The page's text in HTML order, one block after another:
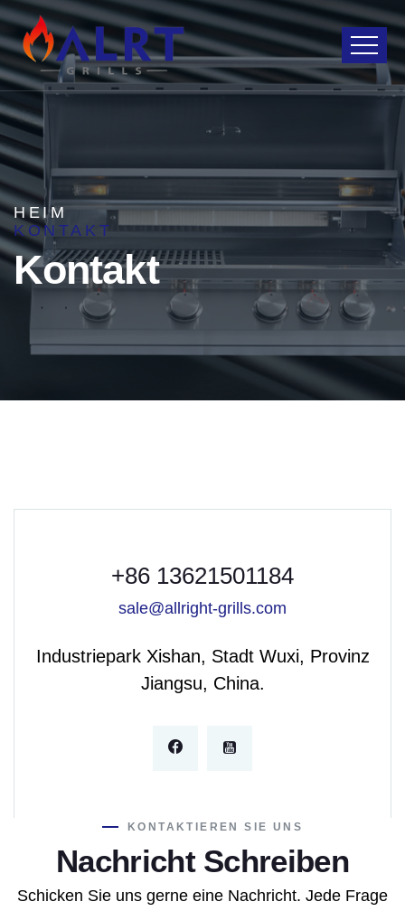
HEIM
KONTAKT
Kontakt
+86 13621501184
sale@allright-grills.com
Industriepark Xishan, Stadt Wuxi, Provinz
Jiangsu, China.
KONTAKTIEREN SIE UNS
Nachricht Schreiben
Schicken Sie uns gerne eine Nachricht. Jede Frage